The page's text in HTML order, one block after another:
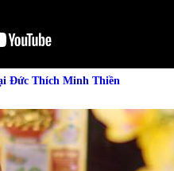
Đức Thích Minh Thiền